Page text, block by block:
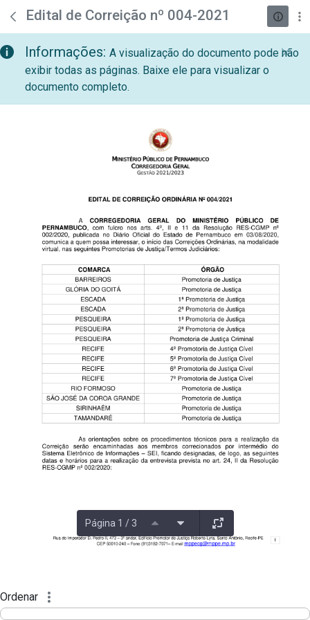
Pular para o Conteúdo principal
teste descricao
Edital de Correição nº 004-2021
Informações: A visualização do documento pode não
exibir todas as páginas. Baixe ele para visualizar o
documento completo.
Página 1 / 3
Ordenar